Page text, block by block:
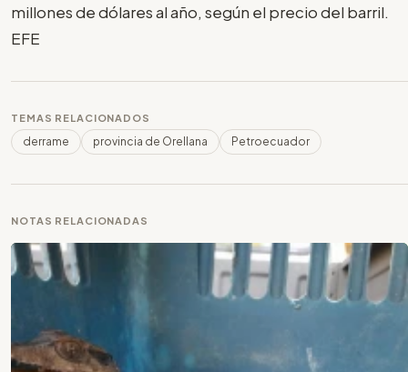
millones de dólares al año, según el precio del barril.
EFE
TEMAS RELACIONADOS
derrame provincia de Orellana Petroecuador
NOTAS RELACIONADAS